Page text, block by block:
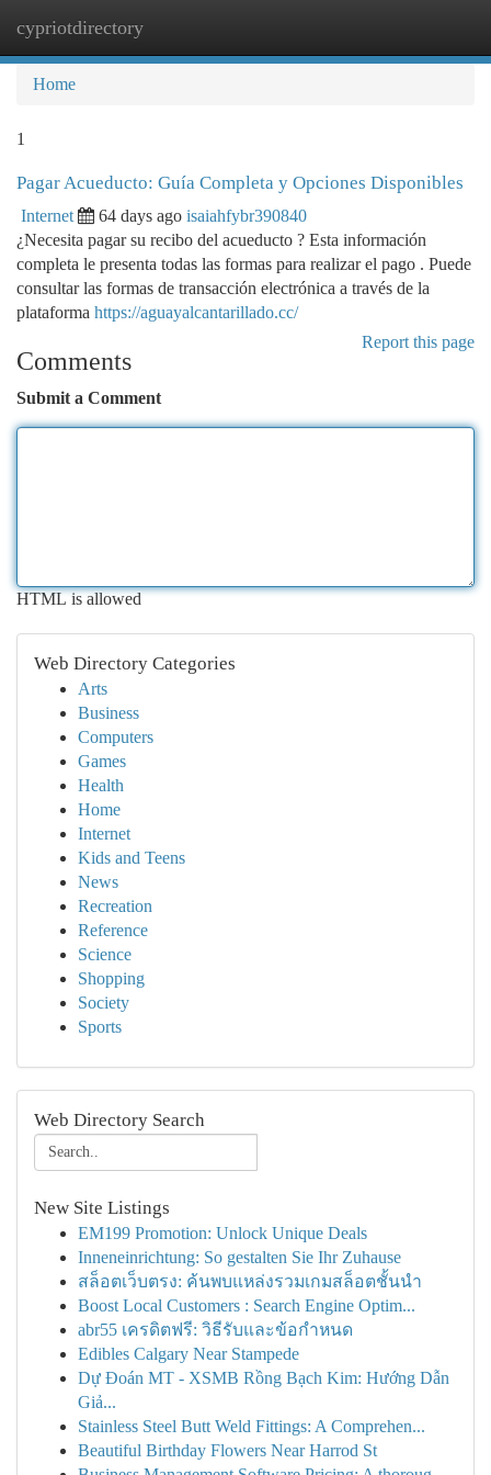
cypriotdirectory
Home
1
Pagar Acueducto: Guía Completa y Opciones Disponibles
Internet 64 days ago isaiahfybr390840
¿Necesita pagar su recibo del acueducto ? Esta información
completa le presenta todas las formas para realizar el pago . Puede
consultar las formas de transacción electrónica a través de la
plataforma https://aguayalcantarillado.cc/
Report this page
Comments
Submit a Comment
HTML is allowed
Web Directory Categories
Arts
Business
Computers
Games
Health
Home
Internet
Kids and Teens
News
Recreation
Reference
Science
Shopping
Society
Sports
Web Directory Search
New Site Listings
EM199 Promotion: Unlock Unique Deals
Inneneinrichtung: So gestalten Sie Ihr Zuhause
สล็อตเว็บตรง: ค้นพบแหล่งรวมเกมสล็อตชั้นนำ
Boost Local Customers : Search Engine Optim...
abr55 เครดิตฟรี: วิธีรับและข้อกำหนด
Edibles Calgary Near Stampede
Dự Đoán MT - XSMB Rồng Bạch Kim: Hướng Dẫn
Giả...
Stainless Steel Butt Weld Fittings: A Comprehen...
Beautiful Birthday Flowers Near Harrod St